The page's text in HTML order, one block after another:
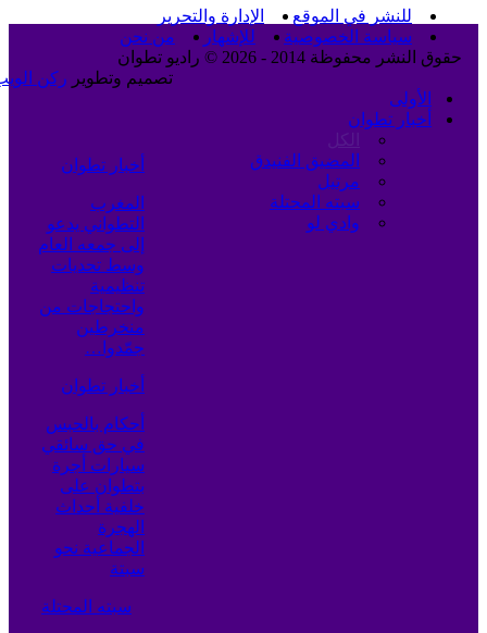
للنشر في الموقع
الإدارة والتحرير
سياسة الخصوصية
للإشهار
من نحن
حقوق النشر محفوظة 2014 - 2026 © راديو تطوان
تصميم وتطويرركن الويب
الأولى
أخبار تطوان
الكل
المضيق الفنيدق
مرتيل
سبته المحتلة
وادي لو
أخبار تطوان
المغرب
التطواني يدعو
إلى جمعه العام
وسط تحديات
تنظيمية
واحتجاجات من
منخرطين
جمّدوا…
أخبار تطوان
أحكام بالحبس
في حق سائقي
سيارات أجرة
بتطوان على
خلفية أحداث
الهجرة
الجماعية نحو
سبتة
سبته المحتلة